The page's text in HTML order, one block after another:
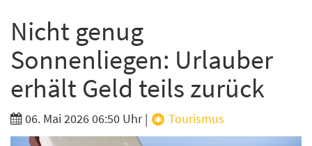
Nicht genug
Sonnenliegen: Urlauber
erhält Geld teils zurück
06. Mai 2026 06:50 Uhr| Tourismus
E-Mail *
Branche